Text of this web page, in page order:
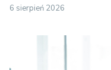
6 sierpień 2026